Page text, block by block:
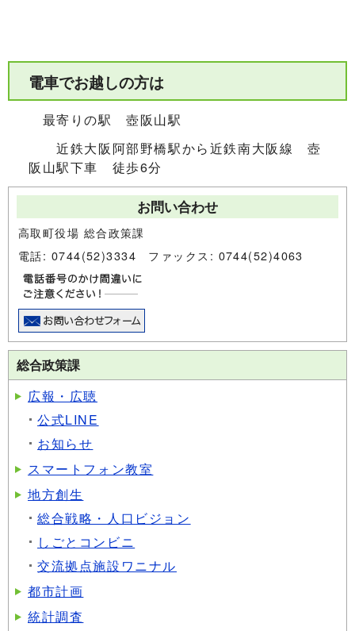
電車でお越しの方は
最寄りの駅 壺阪山駅
近鉄大阪阿部野橋駅から近鉄南大阪線 壺
阪山駅下車 徒歩6分
お問い合わせ
高取町役場 総合政策課
電話: 0744(52)3334 ファックス: 0744(52)4063
総合政策課
広報・広聴
公式LINE
お知らせ
スマートフォン教室
地方創生
総合戦略・人口ビジョン
しごとコンビニ
交流拠点施設ワニナル
都市計画
統計調査